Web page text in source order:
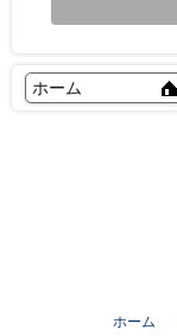
ホーム
ホーム